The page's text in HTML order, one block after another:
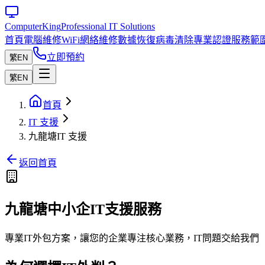
ComputerKingProfessional IT Solutions
首頁電腦維修WiFi網絡維修數據恢復病毒清除專業認證服務範
繁EN 立即預約
繁EN
首頁
IT 支援
九龍塘IT 支援
返回首頁
九龍塘中小企IT支援服務
專業IT外包方案，讓您的企業專注核心業務，IT問題交給我們